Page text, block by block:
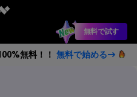
無料で試す
無料！！ 無料で始める→